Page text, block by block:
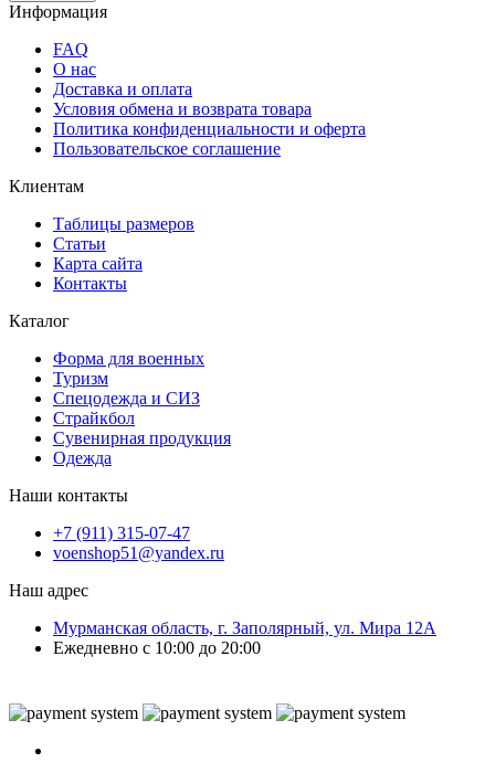
Информация
FAQ
О нас
Доставка и оплата
Условия обмена и возврата товара
Политика конфиденциальности и оферта
Пользовательское соглашение
Клиентам
Таблицы размеров
Статьи
Карта сайта
Контакты
Каталог
Форма для военных
Туризм
Спецодежда и СИЗ
Страйкбол
Сувенирная продукция
Одежда
Наши контакты
+7 (911) 315-07-47
voenshop51@yandex.ru
Наш адрес
Мурманская область, г. Заполярный, ул. Мира 12А
Ежедневно с 10:00 до 20:00